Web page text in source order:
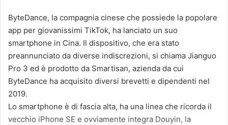
ByteDance, la compagnia cinese che possiede la popolare
app per giovanissimi TikTok, ha lanciato un suo
smartphone in Cina. Il dispositivo, che era stato
preannunciato da diverse indiscrezioni, si chiama Jianguo
Pro 3 ed è prodotto da Smartisan, azienda da cui
ByteDance ha acquisito diversi brevetti e dipendenti nel
2019.
Lo smartphone è di fascia alta, ha una linea che ricorda il
vecchio iPhone SE e ovviamente integra Douyin, la